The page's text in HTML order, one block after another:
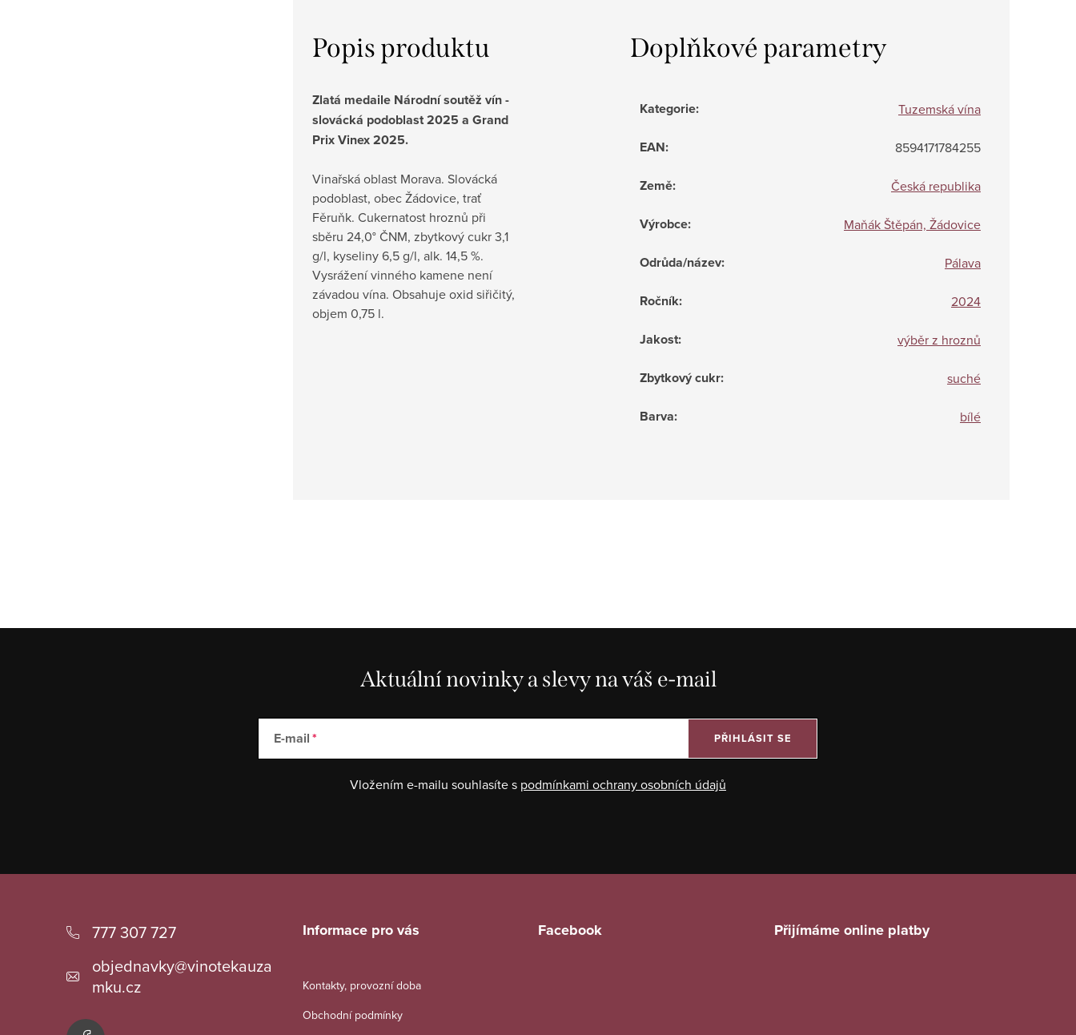
Popis produktu
Zlatá medaile Národní soutěž vín -
slovácká podoblast 2025 a Grand
Prix Vinex 2025.
Vinařská oblast Morava. Slovácká
podoblast, obec Žádovice, trať
Fěruňk. Cukernatost hroznů při
sběru 24,0° ČNM, zbytkový cukr 3,1
g/l, kyseliny 6,5 g/l, alk. 14,5 %.
Vysrážení vinného kamene není
závadou vína. Obsahuje oxid siřičitý,
objem 0,75 l.
Doplňkové parametry
Kategorie: Tuzemská vína
EAN: 8594171784255
Země: Česká republika
Výrobce: Maňák Štěpán, Žádovice
Odrůda/název: Pálava
Ročník: 2024
Jakost: výběr z hroznů
Zbytkový cukr: suché
Barva: bílé
Aktuální novinky a slevy na váš e-mail
E-mail
Vložením e-mailu souhlasíte s podmínkami ochrany osobních údajů
PŘIHLÁSIT SE
777 307 727
objednavky@vinotekauza
mku.cz
Informace pro vás
Kontakty, provozní doba
Obchodní podmínky
Facebook Přijímáme online platby